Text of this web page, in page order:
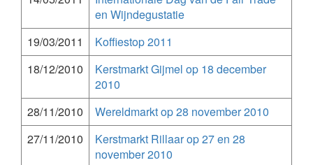
en Wijndegustatie
19/03/2011
Koffiestop 2011
18/12/2010
Kerstmarkt Gijmel op 18 december
2010
28/11/2010
Wereldmarkt op 28 november 2010
27/11/2010
Kerstmarkt Rillaar op 27 en 28
november 2010